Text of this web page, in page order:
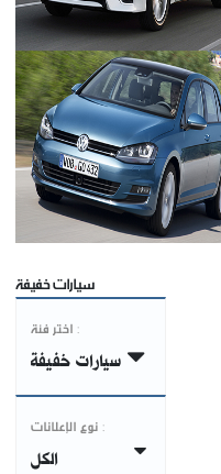
سيارات خفيفة
اختر فئة :
سيارات خفيفة
نوع الإعلانات :
الكل